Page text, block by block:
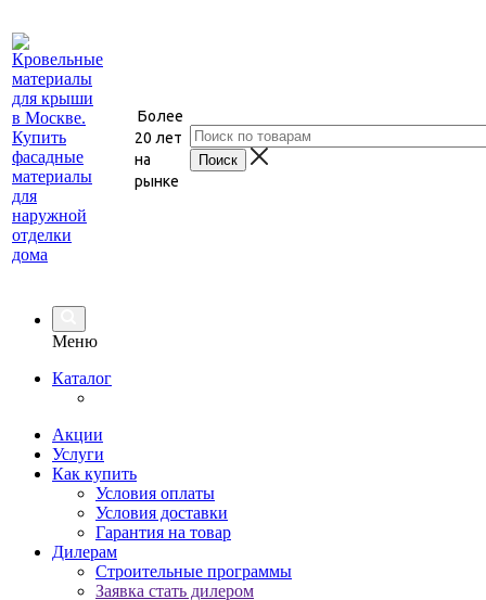
Более
20 лет
на
рынке
Меню
Каталог
Акции
Услуги
Как купить
Условия оплаты
Условия доставки
Гарантия на товар
Дилерам
Строительные программы
Заявка стать дилером